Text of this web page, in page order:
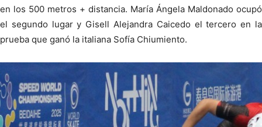
en los 500 metros + distancia. María Ángela Maldonado ocupó
el segundo lugar y Gisell Alejandra Caicedo el tercero en la
prueba que ganó la italiana Sofía Chiumiento.